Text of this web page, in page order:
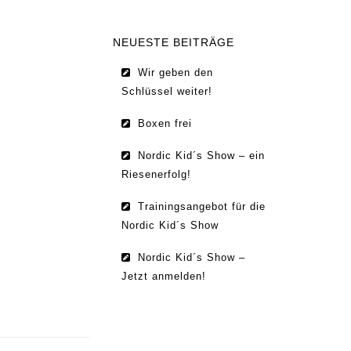
NEUESTE BEITRÄGE
Wir geben den
Schlüssel weiter!
Boxen frei
Nordic Kid´s Show – ein
Riesenerfolg!
Trainingsangebot für die
Nordic Kid´s Show
Nordic Kid´s Show –
Jetzt anmelden!